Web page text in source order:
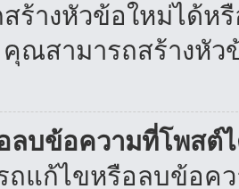
ร้างหัวข้อใหม่ได้ห
ณสามารถสร้างหั
ลบข้อความที่โพสต์ไ
แก้ไขหรือลบข้อคว